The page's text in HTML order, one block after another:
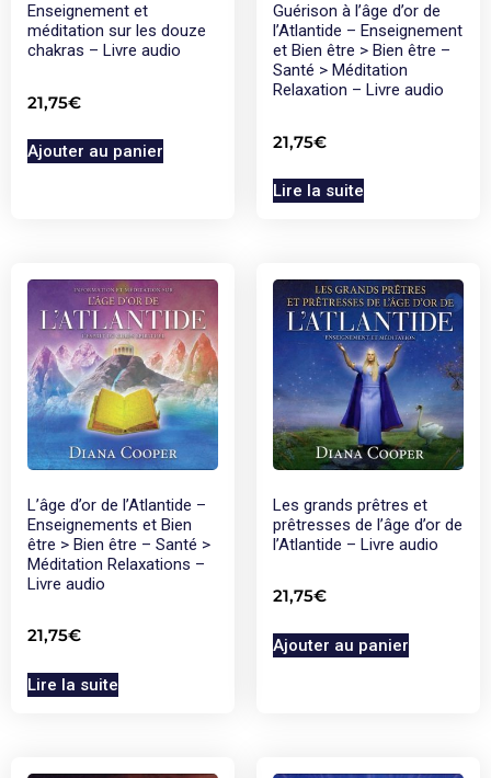
Enseignement et
méditation sur les douze
chakras – Livre audio
21,75€
Ajouter au panier
Guérison à l’âge d’or de
l’Atlantide – Enseignement
et Bien être > Bien être –
Santé > Méditation
Relaxation – Livre audio
21,75€
Lire la suite
L’âge d’or de l’Atlantide –
Enseignements et Bien
être > Bien être – Santé >
Méditation Relaxations –
Livre audio
21,75€
Lire la suite
Les grands prêtres et
prêtresses de l’âge d’or de
l’Atlantide – Livre audio
21,75€
Ajouter au panier